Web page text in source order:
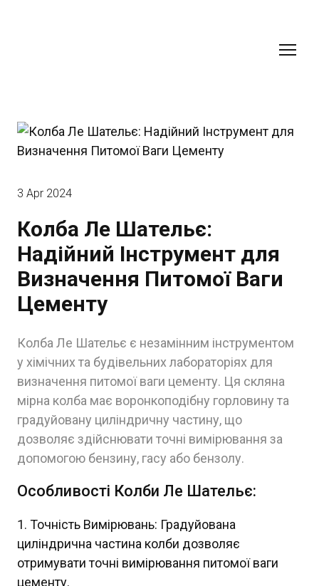
3 Apr 2024
Колба Ле Шательє:
Надійний Інструмент для
Визначення Питомої Ваги
Цементу
Колба Ле Шательє є незамінним інструментом
у хімічних та будівельних лабораторіях для
визначення питомої ваги цементу. Ця скляна
мірна колба має воронкоподібну горловину та
градуйовану циліндричну частину, що
дозволяє здійснювати точні вимірювання за
допомогою бензину, гасу або бензолу.
Особливості Колби Ле Шательє:
Точність Вимірювань: Градуйована
циліндрична частина колби дозволяє
отримувати точні вимірювання питомої ваги
цементу.